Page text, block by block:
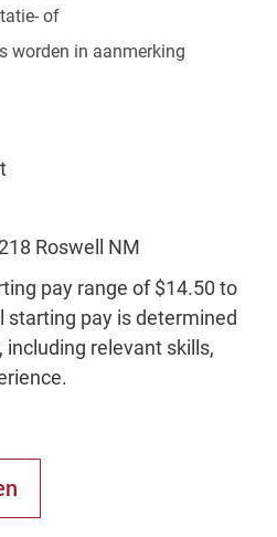
of
worden in aanmerking
Roswell NM
pay range of $14.50 to
starting pay is determined
relevant skills,